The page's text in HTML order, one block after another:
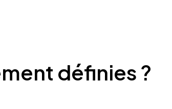
définies ?